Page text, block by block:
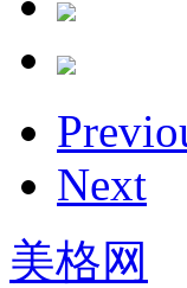
Next
美格网